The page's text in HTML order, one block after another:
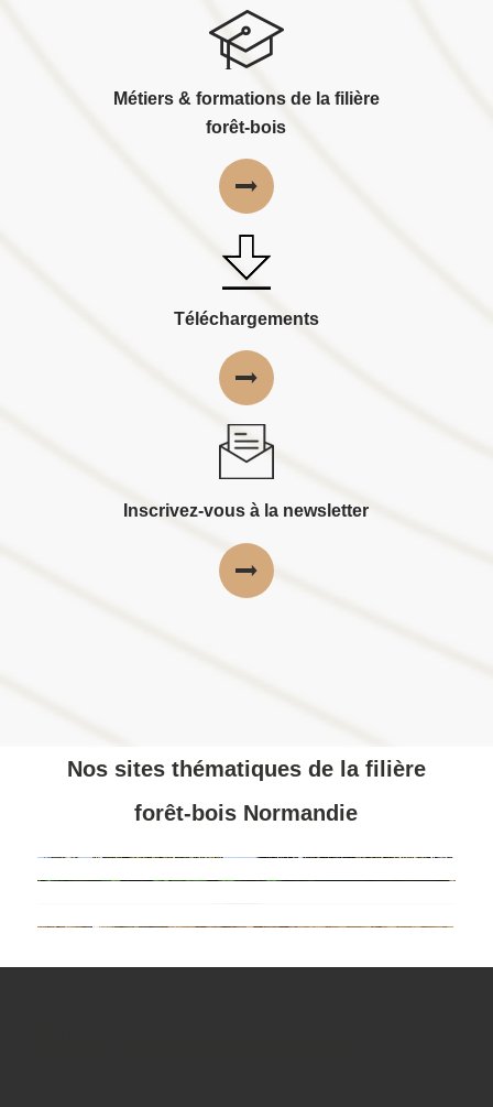
Métiers & formations de la filière
forêt-bois
Téléchargements
Inscrivez-vous à la newsletter
Nos sites thématiques de la filière
forêt-bois Normandie